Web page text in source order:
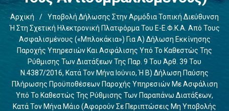
Αρχική /
Υποβολή Δήλωσης Στην Αρμόδια Τοπική Διεύθυνση
Ή Στη Σχετική Ηλεκτρονική Πλατφόρμα Του E-Ε.Φ.Κ.Α. Από Τους
Ασφαλισμένους («μπλοκάκια») Για Α) Δήλωση Εκκίνησης
Παροχής Υπηρεσιών Και Ασφάλισης Υπό Το Καθεστώς Της
Ρύθμισης Των Διατάξεων Της Παρ. 9 Του Άρθ. 39 Του
Ν.4387/2016, Κατά Τον Μήνα Ιούνιο, Ή Β) Δήλωση Παύσης
Πλήρωσης Προϋποθέσεων Παροχής Υπηρεσιών Με Ασφάλιση
Υπό Το Καθεστώς Της Ρύθμισης Των Παραπάνω Διατάξεων,
Κατά Τον Μήνα Μάιο (αφορούν Σε Περιπτώσεις Μη Υποβολής